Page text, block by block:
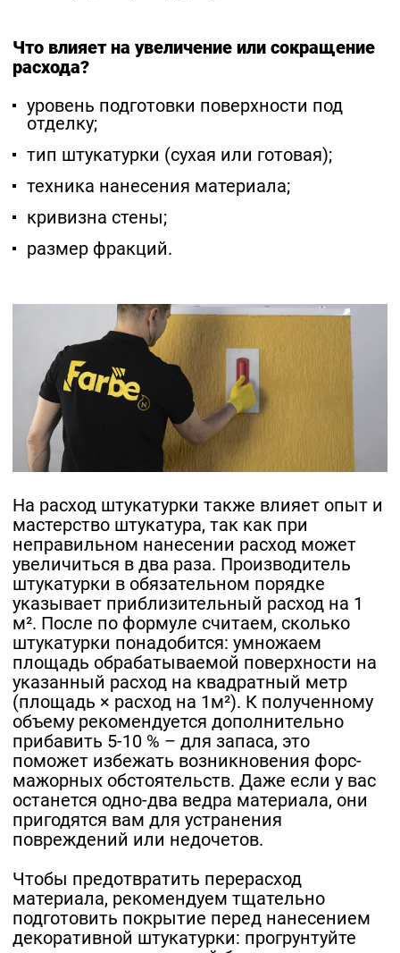
Что влияет на увеличение или сокращение
расхода?
уровень подготовки поверхности под
отделку;
тип штукатурки (сухая или готовая);
техника нанесения материала;
кривизна стены;
размер фракций.
На расход штукатурки также влияет опыт и
мастерство штукатура, так как при
неправильном нанесении расход может
увеличиться в два раза. Производитель
штукатурки в обязательном порядке
указывает приблизительный расход на 1
м². После по формуле считаем, сколько
штукатурки понадобится: умножаем
площадь обрабатываемой поверхности на
указанный расход на квадратный метр
(площадь × расход на 1м²). К полученному
объему рекомендуется дополнительно
прибавить 5-10 % – для запаса, это
поможет избежать возникновения форс-
мажорных обстоятельств. Даже если у вас
останется одно-два ведра материала, они
пригодятся вам для устранения
повреждений или недочетов.
Чтобы предотвратить перерасход
материала, рекомендуем тщательно
подготовить покрытие перед нанесением
декоративной штукатурки: прогрунтуйте